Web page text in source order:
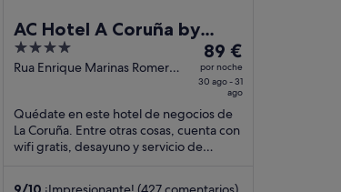
AC Hotel A Coruña by
Marriott
4
out
5
Rua Enrique Marinas Romero,
El
precio
es
89 €
por
del
89 €
por noche
30 ago - 31
ago
Quédate en este hotel de negocios de
La Coruña. Entre otras cosas, cuenta con
wifi gratis, desayuno y servicio de